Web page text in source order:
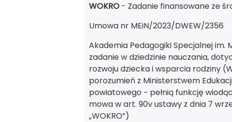
WOKRO - Zadanie finansowane ze
Umowa nr MEiN/2023/DWEW/2356
Akademia Pedagogiki Specjalnej im.
zadanie w dziedzinie nauczania,
rozwoju dziecka i wsparcia rodziny
porozumień z Ministerstwem
powiatowego − pełnią funkcję
mowa w art. 90v ustawy z dnia 7
„WOKRO”)